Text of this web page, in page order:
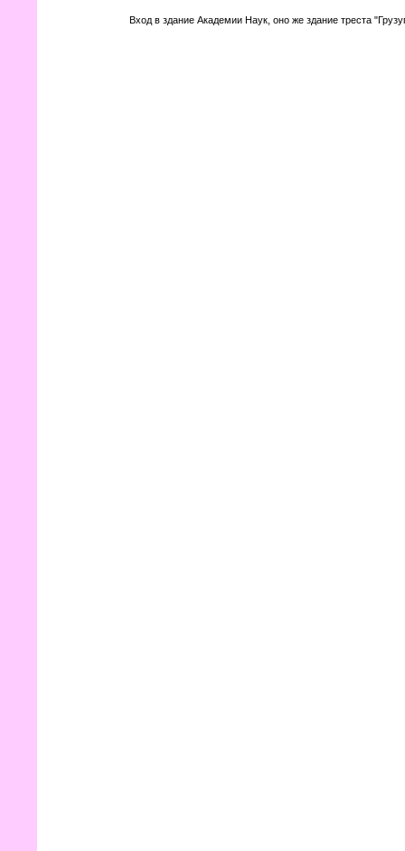
Вход в здание Академии Наук, оно же здание треста